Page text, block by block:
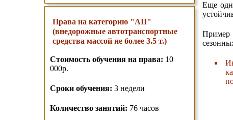
Права на категорию "AII"
(внедорожные автотранспортные
средства массой не более 3.5 т.)
Стоимость обучения на права: 10
000р.
Сроки обучения: 3 недели
Количество занятий: 76 часов
Еще